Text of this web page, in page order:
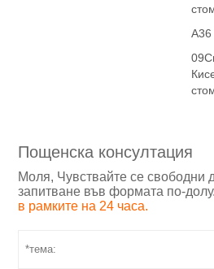
А36
Пощенска консултация
Моля, Чувствайте се свободни
запитване във формата по-долу.
в рамките на 24 часа.